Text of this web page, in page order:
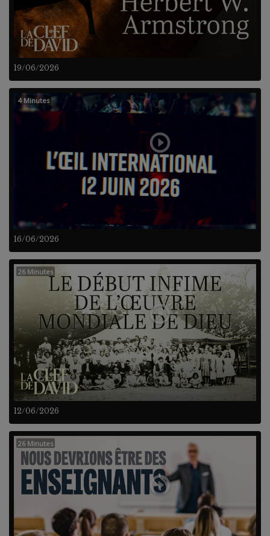
19/06/2026
16/06/2026
4 Minutes
12/06/2026
26 Minutes
26 Minutes